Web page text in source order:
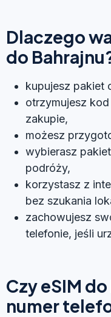
Dlaczego
do
kupujesz pakiet
otrzymujesz
zakupie,
możesz
wybierasz
podróży,
korzystasz z
bez szukania
zachowujesz
telefonie, jeśli
Czy eSIM
numer